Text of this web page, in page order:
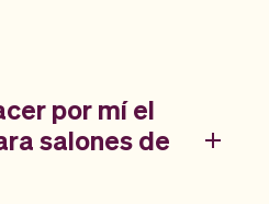
por mí el
salones de